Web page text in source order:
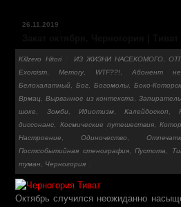
26.11.2019
Killzero Hitori ИЗ ЖИЗНИ НАСЕКОМОГО,
Exorcism,Memory, WTF??!,Абонент
Белохалатный,Бог,Богомолы,Боко-
Врмац,Вырванное из контекста,
шоке, Зомби, Идиотизм,Калейдоскоп,
диссонанс, Косми­чески­е путе­шеств­ия,
Настроение,Одиночество,
Постсобытийная стенография,Пустота,
туман, Черногория
Октябрь случился неожиданно